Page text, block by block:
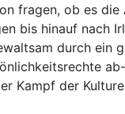
fragen, ob es
bis hinauf nach
durch ein
Kampf der